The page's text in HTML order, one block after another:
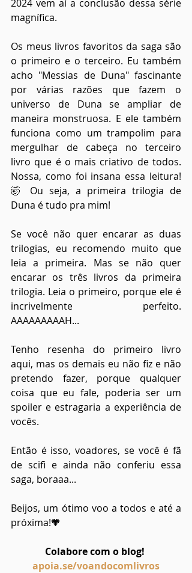
2024 vem aí a conclusão dessa série
magnífica.
Os meus livros favoritos da saga são
o primeiro e o terceiro. Eu também
acho "Messias de Duna" fascinante
por várias razões que fazem o
universo de Duna se ampliar de
maneira monstruosa. E ele também
funciona como um trampolim para
mergulhar de cabeça no terceiro
livro que é o mais criativo de todos.
Nossa, como foi insana essa leitura!
🤯 Ou seja, a primeira trilogia de
Duna é tudo pra mim!
Se você não quer encarar as duas
trilogias, eu recomendo muito que
leia a primeira. Mas se não quer
encarar os três livros da primeira
trilogia. Leia o primeiro, porque ele é
incrivelmente perfeito.
AAAAAAAAAH...
Tenho resenha do primeiro livro
aqui, mas os demais eu não fiz e não
pretendo fazer, porque qualquer
coisa que eu fale, poderia ser um
spoiler e estragaria a experiência de
vocês.
Então é isso, voadores, se você é fã
de scifi e ainda não conferiu essa
saga, boraaa...
Beijos, um ótimo voo a todos e até a
próxima!🧡
Colabore com o blog!
apoia.se/voandocomlivros